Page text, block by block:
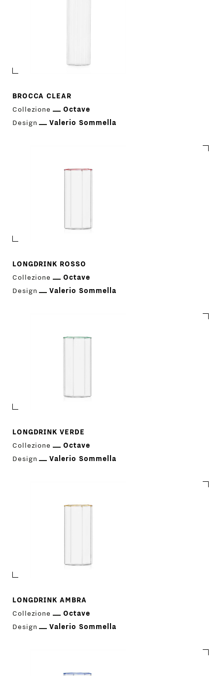
BROCCA CLEAR
Collezione
Octave
Design
Valerio Sommella
LONGDRINK ROSSO
Collezione
Octave
Design
Valerio Sommella
LONGDRINK VERDE
Collezione
Octave
Design
Valerio Sommella
LONGDRINK AMBRA
Collezione
Octave
Design
Valerio Sommella